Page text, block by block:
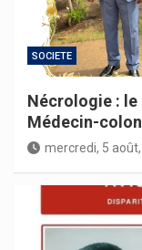
SOCIETE
Nécrologie : le
Médecin-
mercredi, 5